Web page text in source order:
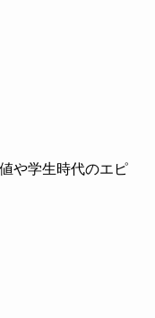
や学生時代のエピ